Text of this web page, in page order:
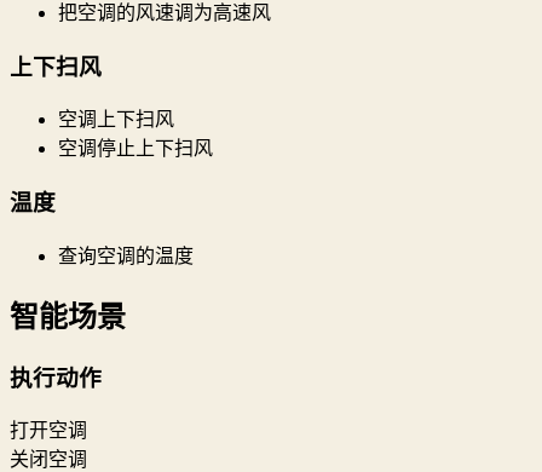
把空调的风速调为高速风
上下扫风
空调上下扫风
空调停止上下扫风
温度
查询空调的温度
智能场景
执行动作
打开空调
关闭空调